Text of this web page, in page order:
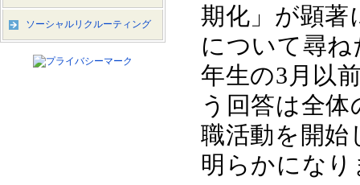
期化」が顕著
について尋
年生の3月以
う回答は全
職活動を開始
明らかにな
ソーシャルリクルーティング